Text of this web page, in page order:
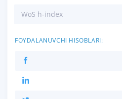
WoS h-index
FOYDALANUVCHI HISOBLARI: